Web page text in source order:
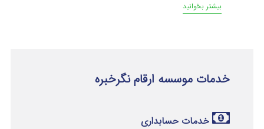
بیشتر بخوانید
خدمات موسسه ارقام نگرخبره
خدمات حسابداری